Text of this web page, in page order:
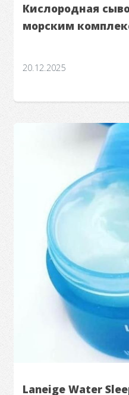
Кислородная
морским
20.12.2025
Laneige Water